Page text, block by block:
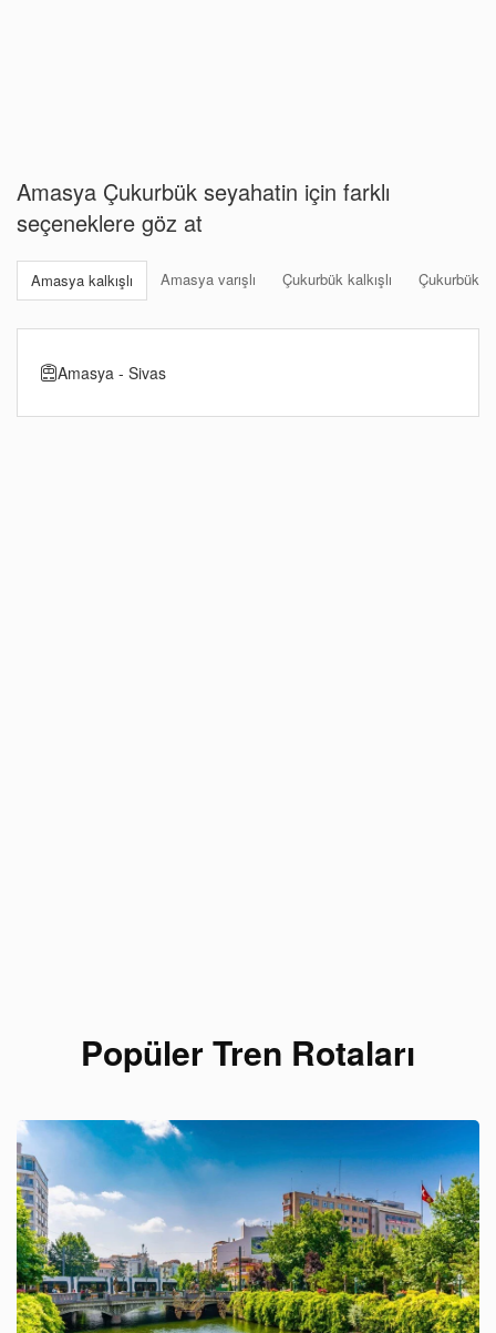
Amasya Çukurbük seyahatin için farklı
seçeneklere göz at
Amasya kalkışlı Amasya varışlı Çukurbük kalkışlı Çukurbük
Amasya - Sivas
Popüler Tren Rotaları